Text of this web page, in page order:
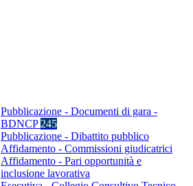
Pubblicazione - Documenti di gara -
BDNCP 245
Pubblicazione - Dibattito pubblico
Affidamento - Commissioni giudicatrici
Affidamento - Pari opportunità e
inclusione lavorativa